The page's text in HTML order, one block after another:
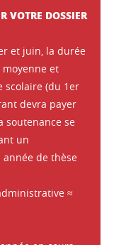
VOTRE DOSSIER
et juin, la durée
et
scolaire (du 1er
devra payer
soutenance se
un
de thèse
≈